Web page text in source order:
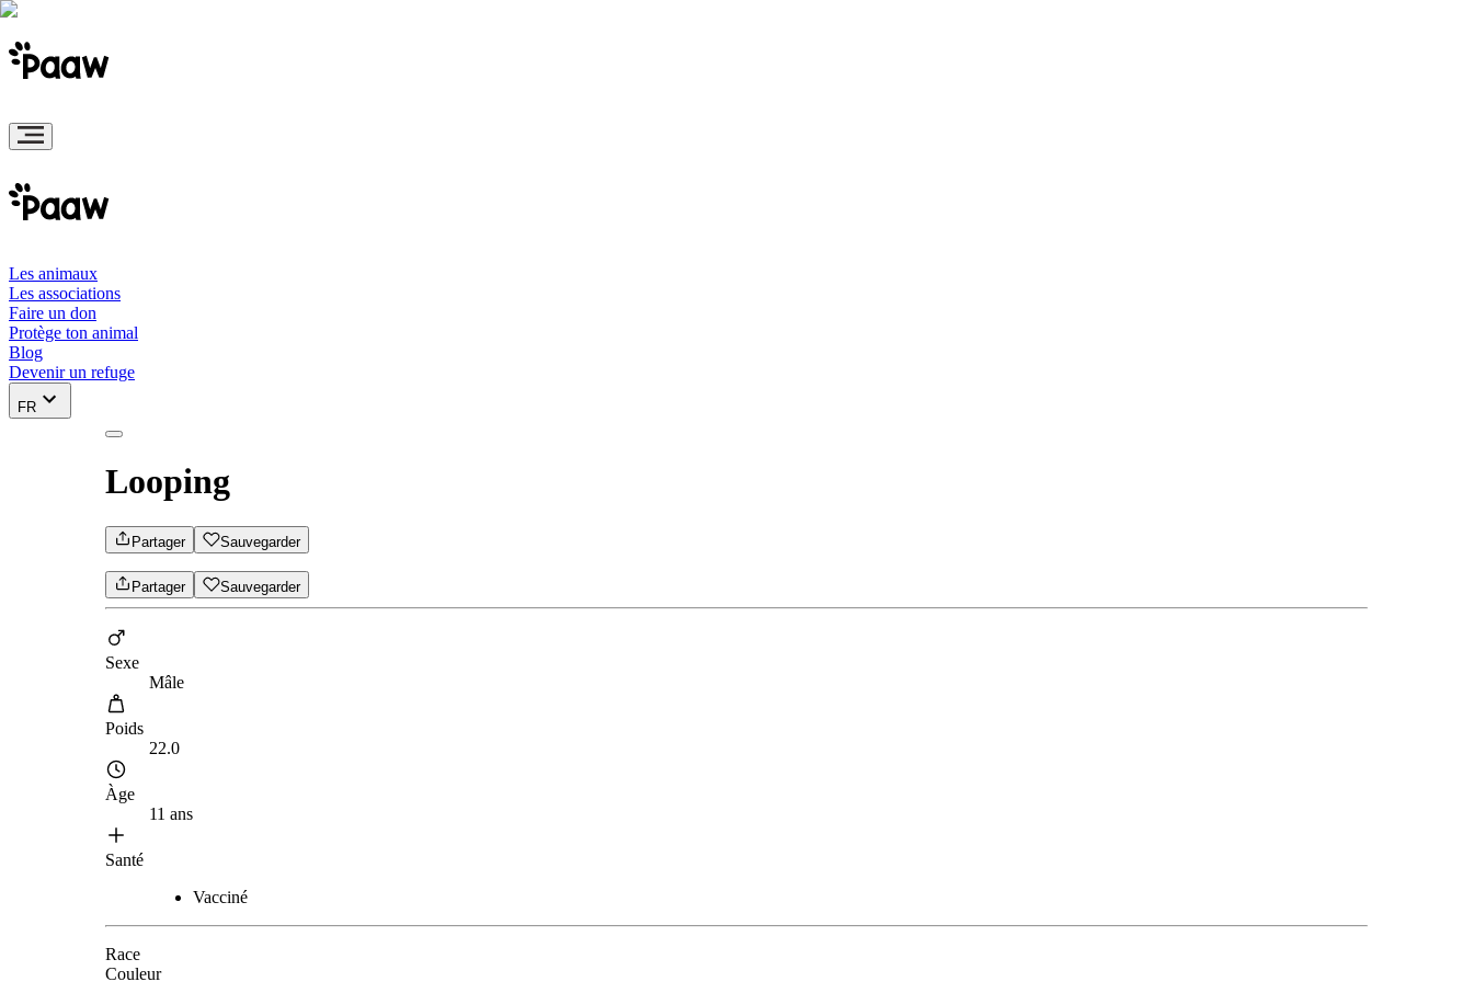
Les animaux
Les associations
Faire un don
Protège ton animal
Blog
Devenir un refuge
FR
Looping
Partager Sauvegarder
Partager Sauvegarder
Sexe
Mâle
Poids
22.0
Àge
11 ans
Santé
Vacciné
Race
Couleur